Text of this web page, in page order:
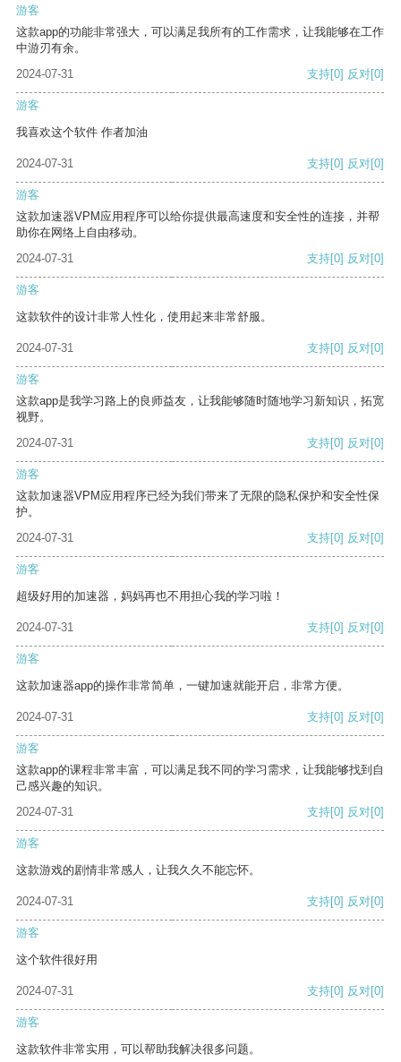
游客
这款app的功能非常强大，可以满足我所有的工作需求，让我能够在工作
中游刃有余。
2024-07-31
支持[0] 反对[0]
游客
我喜欢这个软件 作者加油
2024-07-31 支持[0] 反对[0]
游客
这款加速器VPM应用程序可以给你提供最高速度和安全性的连接，并帮
助你在网络上自由移动。
2024-07-31
支持[0] 反对[0]
游客
这款软件的设计非常人性化，使用起来非常舒服。
2024-07-31 支持[0] 反对[0]
游客
这款app是我学习路上的良师益友，让我能够随时随地学习新知识，拓宽
视野。
2024-07-31
支持[0] 反对[0]
游客
这款加速器VPM应用程序已经为我们带来了无限的隐私保护和安全性保
护。
2024-07-31
支持[0] 反对[0]
游客
超级好用的加速器，妈妈再也不用担心我的学习啦！
2024-07-31 支持[0] 反对[0]
游客
这款加速器app的操作非常简单，一键加速就能开启，非常方便。
2024-07-31 支持[0] 反对[0]
游客
这款app的课程非常丰富，可以满足我不同的学习需求，让我能够找到自
己感兴趣的知识。
2024-07-31
支持[0] 反对[0]
游客
这款游戏的剧情非常感人，让我久久不能忘怀。
2024-07-31 支持[0] 反对[0]
游客
这个软件很好用
2024-07-31 支持[0] 反对[0]
游客
这款软件非常实用，可以帮助我解决很多问题。